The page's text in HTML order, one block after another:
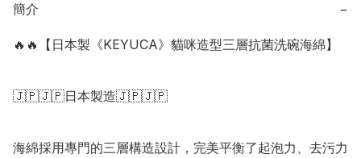
簡介 −
🔥🔥【日本製《KEYUCA》貓咪造型三層抗菌洗碗海綿】
🇯🇵🇯🇵日本製造🇯🇵🇯🇵
海綿採用專門的三層構造設計，完美平衡了起泡力、去污力